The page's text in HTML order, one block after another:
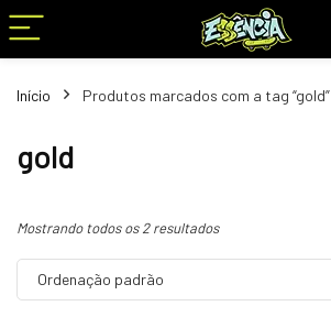
Início Produtos marcados com a tag “gold”
gold
Mostrando todos os 2 resultados
Ordenação padrão